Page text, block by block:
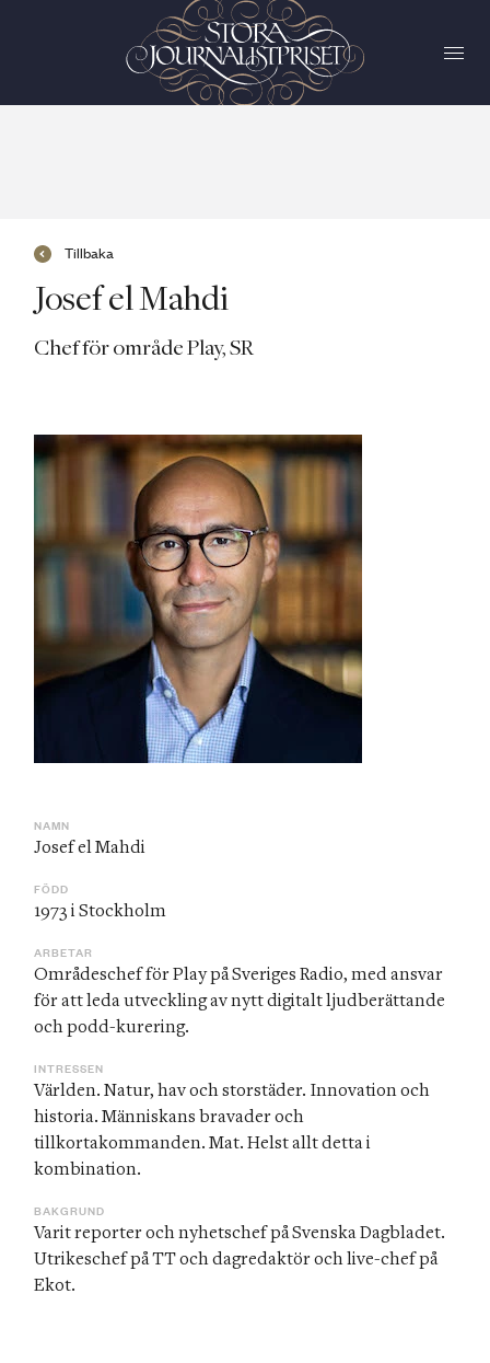
Josef el Mahdi
Chef för område Play, SR
NAMN
Josef el Mahdi
FÖDD
1973 i Stockholm
ARBETAR
Områdeschef för Play på Sveriges Radio, med ansvar
för att leda utveckling av nytt digitalt ljudberättande
och podd-kurering.
INTRESSEN
Världen. Natur, hav och storstäder. Innovation och
historia. Människans bravader och
tillkortakommanden. Mat. Helst allt detta i
kombination.
BAKGRUND
Varit reporter och nyhetschef på Svenska Dagbladet.
Utrikeschef på TT och dagredaktör och live-chef på
Ekot.
Tillbaka